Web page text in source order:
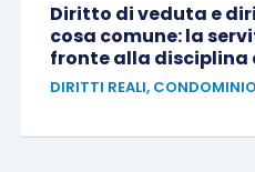
Diritto di veduta e
cosa comune: la
fronte alla disciplina
DIRITTI REALI,